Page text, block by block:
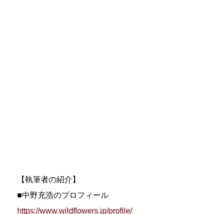
【執筆者の紹介】
■中野充浩のプロフィール
https://www.wildflowers.jp/profile/